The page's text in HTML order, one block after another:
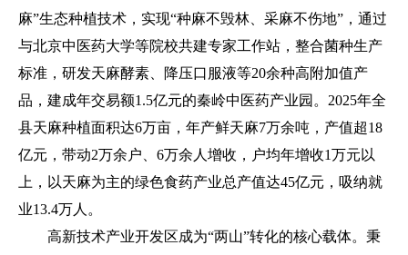
麻”生态种植技术，实现“种麻不毁林、采麻不伤地”，通过
与北京中医药大学等院校共建专家工作站，整合菌种生产
标准，研发天麻酵素、降压口服液等20余种高附加值产
品，建成年交易额1.5亿元的秦岭中医药产业园。2025年全
县天麻种植面积达6万亩，年产鲜天麻7万余吨，产值超18
亿元，带动2万余户、6万余人增收，户均年增收1万元以
上，以天麻为主的绿色食药产业总产值达45亿元，吸纳就
业13.4万人。
高新技术产业开发区成为“两山”转化的核心载体。秉